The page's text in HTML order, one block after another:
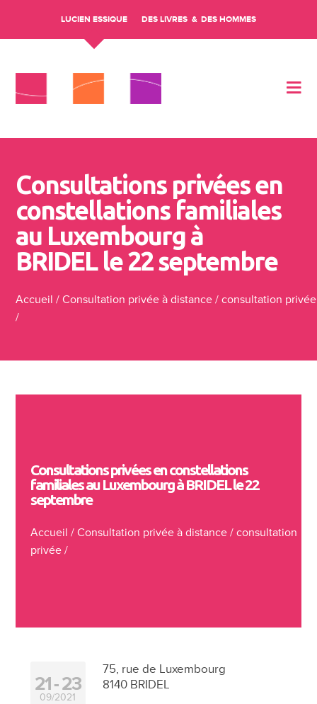
LUCIEN ESSIQUE DES LIVRES DES HOMMES
Consultations privées en
constellations familiales
au Luxembourg à
BRIDEL le 22 septembre
Accueil /Consultation privée à distance /consultation privée
/
Consultations privées en constellations
familiales au Luxembourg à BRIDEL le 22
septembre
Accueil / Consultation privée à distance/ consultation
privée/
21 23
09/2021
75, rue de Luxembourg
8140 BRIDEL